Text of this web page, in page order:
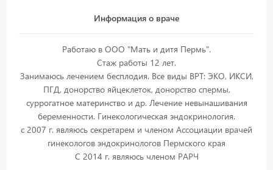
Информация о враче
Работаю в ООО "Мать и дитя Пермь".
Стаж работы 12 лет.
Занимаюсь лечением бесплодия. Все виды ВРТ: ЭКО, ИКСИ,
ПГД, донорство яйцеклеток, донорство спермы,
суррогатное материнство и др. Лечение невынашивания
беременности. Гинекологическая эндокринология.
с 2007 г. являюсь секретарем и членом Ассоциации врачей
гинекологов эндокринологов Пермского края
С 2014 г. являюсь членом РАРЧ